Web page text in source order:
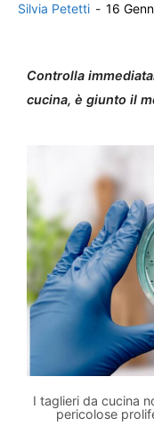
Silvia Petetti - 16
Controlla
cucina, è giunto il
I taglieri da cucina
pericolose